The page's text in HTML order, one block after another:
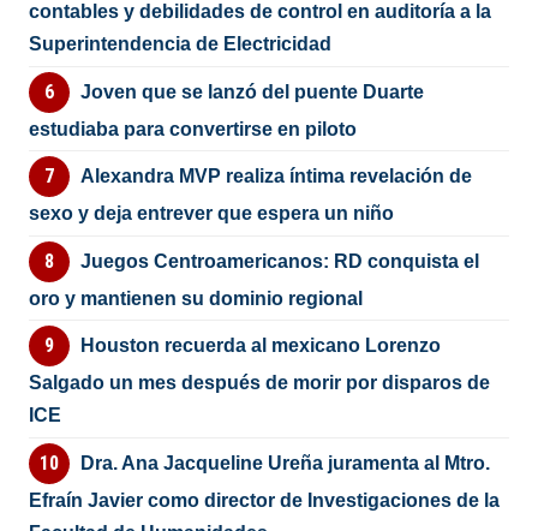
contables y debilidades de control en auditoría a la
Superintendencia de Electricidad
Joven que se lanzó del puente Duarte
estudiaba para convertirse en piloto
Alexandra MVP realiza íntima revelación de
sexo y deja entrever que espera un niño
Juegos Centroamericanos: RD conquista el
oro y mantienen su dominio regional
Houston recuerda al mexicano Lorenzo
Salgado un mes después de morir por disparos de
ICE
Dra. Ana Jacqueline Ureña juramenta al Mtro.
Efraín Javier como director de Investigaciones de la